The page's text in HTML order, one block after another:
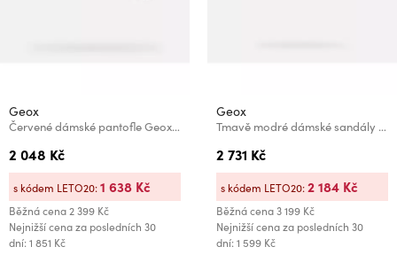
Geox
Červené dámské pantofle Geox Brionia R
2 048 Kč
Běžná cena2 399 Kč
Nejnižší cena za posledních 30
dní: 1 851 Kč
s kódem LETO20:1 638 Kč
Geox
Tmavě modré dámské sandály Geox XAN2.2S
2 731 Kč
Běžná cena3 199 Kč
Nejnižší cena za posledních 30
dní: 1 599 Kč
s kódem LETO20:2 184 Kč